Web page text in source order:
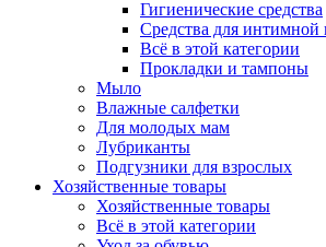
Гигиенические средства
Средства для интимной
Всё в этой категории
Прокладки и тампоны
Мыло
Влажные салфетки
Для молодых мам
Лубриканты
Подгузники для взрослых
Хозяйственные товары
Хозяйственные товары
Всё в этой категории